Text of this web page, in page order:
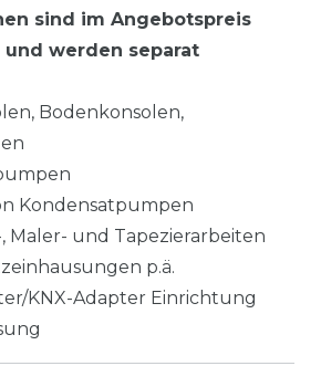
sind im Angebotspreis
werden separat
Bodenkonsolen,
Kondensatpumpen
Maler- und Tapezierarbeiten
p.ä.
KNX-Adapter Einrichtung